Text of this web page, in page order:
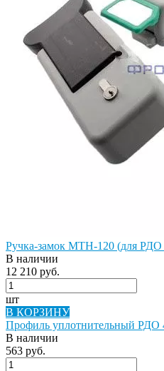
Ручка-замок МТН-120 (для РДО
В наличии
12 210 руб.
шт
В КОРЗИНУ
Профиль уплотнительный РДО
В наличии
563 руб.